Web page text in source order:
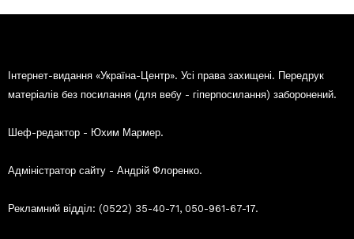
Інтернет-видання «Україна-Центр». Усі права захищені. Передрук
матеріалів без посилання (для вебу - гіперпосилання) заборонений.
Шеф-редактор - Юхим Мармер.
Адміністратор сайту - Андрій Флоренко.
Рекламний відділ: (0522) 35-40-71, 050-961-67-17.